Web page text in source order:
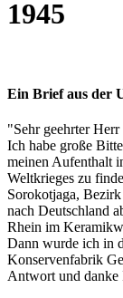
1945
Ein Brief aus der
"Sehr geehrter
Ich habe große
meinen Aufenthalt
Weltkrieges zu
Sorokotjaga,
nach Deutschland
Rhein im
Dann wurde ich in
Konservenfabrik
Antwort und danke